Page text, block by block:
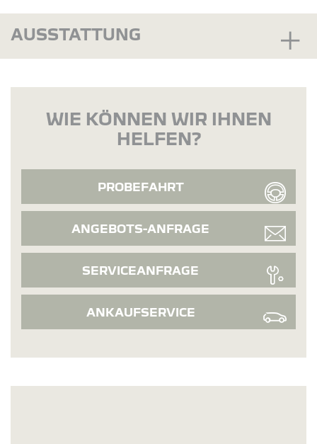
AUSSTATTUNG
WIE KÖNNEN WIR IHNEN
HELFEN?
PROBEFAHRT
ANGEBOTS-ANFRAGE
SERVICEANFRAGE
ANKAUFSERVICE